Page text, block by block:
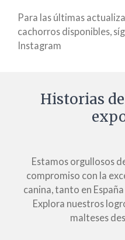
Para las últimas
cachorros disponibles,
Instagram
Historias
Estamos orgullosos
compromiso con la
canina, tanto en
Explora nuestros
malteses